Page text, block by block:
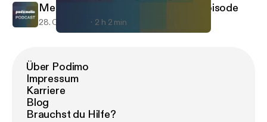
Metalenema 10-26-13 - The "Phil" episode
28. Okt. 2013 2 h 2 min
Über Podimo
Impressum
Karriere
Blog
Brauchst du Hilfe?